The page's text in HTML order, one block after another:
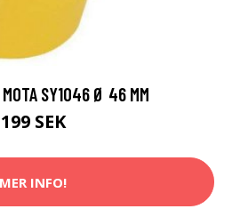
MOTA SY1046 Ø 46 MM
199 SEK
MER INFO!